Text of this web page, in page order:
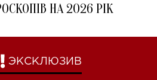
НА 2026 РІК
ЭКСКЛЮЗИВ